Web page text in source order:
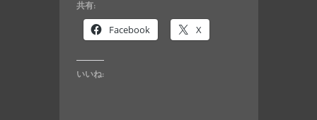
共有:
Facebook X
いいね: